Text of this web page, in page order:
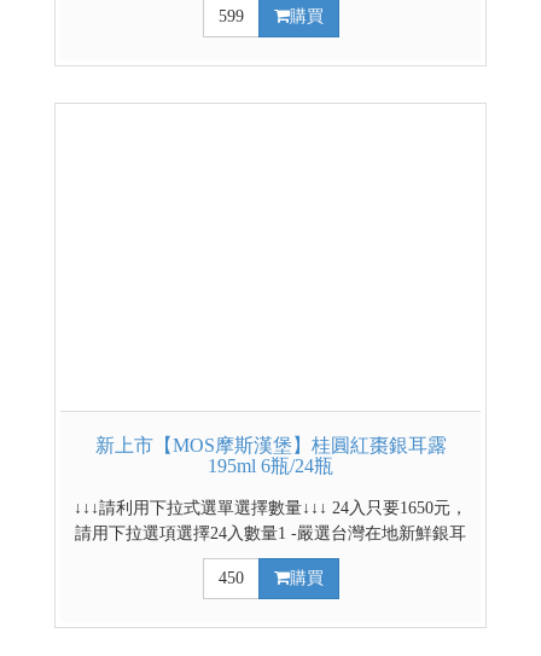
肉質細緻、多汁且風味濃郁。 ⚫ 優級文旦禮盒(6-8顆/
上），口感清甜微酸、爽口多汁。 【預購時間】
599 購買
新上市【MOS摩斯漢堡】桂圓紅棗銀耳露
195ml 6瓶/24瓶
↓↓↓請利用下拉式選單選擇數量↓↓↓ 24入只要1650元，
請用下拉選項選擇24入數量1 -嚴選台灣在地新鮮銀耳
-通過農藥及重金屬檢驗 -少負擔純淨不添加 -搭配紅
棗、桂圓、枸杞萃取精華 -即開即飲，膠質飽滿，口
450 購買